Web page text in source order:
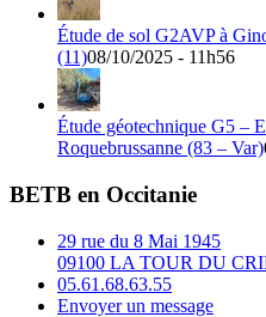
Étude de sol G2AVP à
(11)08/10/2025 - 11h56
Étude géotechnique G5 –
Roquebrussanne (83 – Var)
BETB en Occitanie
29 rue du 8 Mai 1945
09100 LA TOUR DU
05.61.68.63.55
Envoyer un message